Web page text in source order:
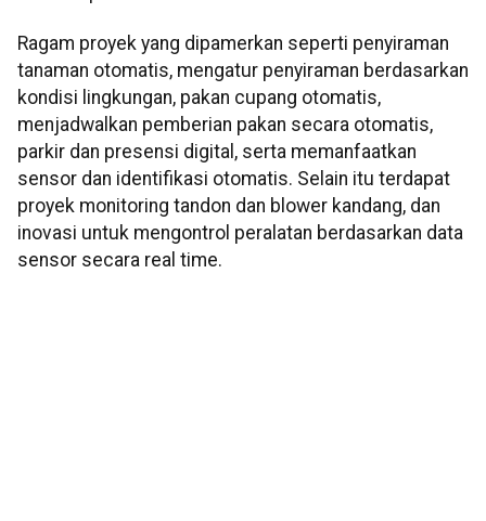
Ragam proyek yang dipamerkan seperti penyiraman
tanaman otomatis, mengatur penyiraman berdasarkan
kondisi lingkungan, pakan cupang otomatis,
menjadwalkan pemberian pakan secara otomatis,
parkir dan presensi digital, serta memanfaatkan
sensor dan identifikasi otomatis. Selain itu terdapat
proyek monitoring tandon dan blower kandang, dan
inovasi untuk mengontrol peralatan berdasarkan data
sensor secara real time.